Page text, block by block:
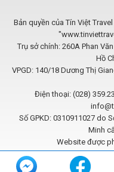
Bản quyền của Tín Việt
Trụ sở chính: 260A Phan
Hồ
VPGD: 140/18 Dương Thị
Điện thoại: (028)
Số GPKD: 0310911027 do
Minh
Website được